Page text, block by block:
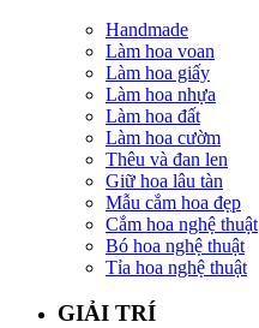
Handmade
Làm hoa voan
Làm hoa giấy
Làm hoa nhựa
Làm hoa đất
Làm hoa cườm
Thêu và đan len
Giữ hoa lâu tàn
Mẫu cắm hoa đẹp
Cắm hoa nghệ thuật
Bó hoa nghệ thuật
Tỉa hoa nghệ thuật
GIẢI TRÍ